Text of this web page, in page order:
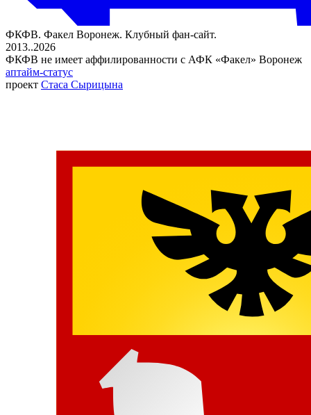
ФКФВ. Факел Воронеж. Клубный фан-сайт.
2013..2026
ФКФВ не имеет аффилированности с АФК «Факел» Воронеж
аптайм-статус
проект Стаса Сырицына